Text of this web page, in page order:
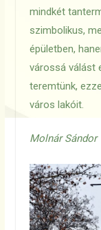
mindkét
szimbolikus,
épületben,
várossá válást
teremtünk,
város lakóit.
Molnár Sándor